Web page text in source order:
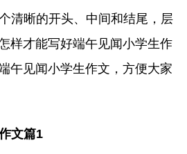
清晰的开头、中间和结尾，层
样才能写好端午见闻小学生作
午见闻小学生作文，方便大家
文篇1